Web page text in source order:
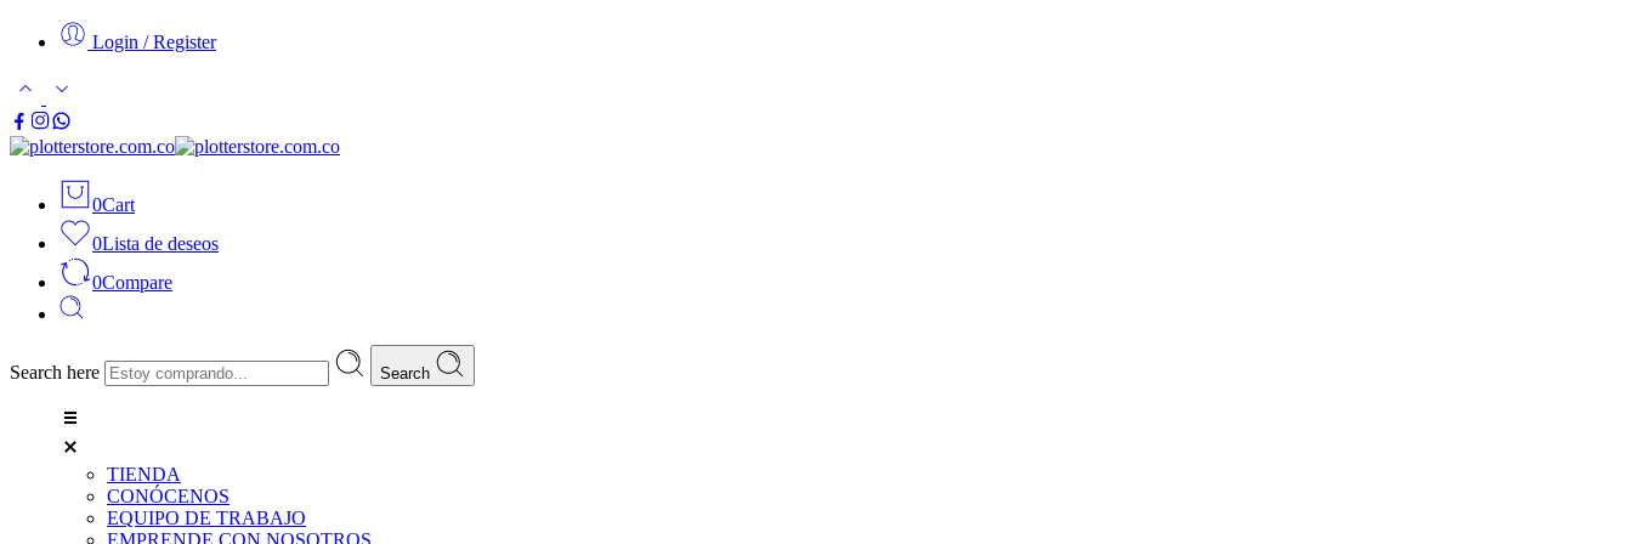
Login / Register
0Cart
0Lista de deseos
0Compare
Search here Search
TIENDA
CONÓCENOS
EQUIPO DE TRABAJO
EMPRENDE CON NOSOTROS